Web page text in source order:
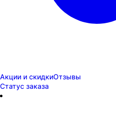
Акции и скидкиОтзывы
Статус заказа